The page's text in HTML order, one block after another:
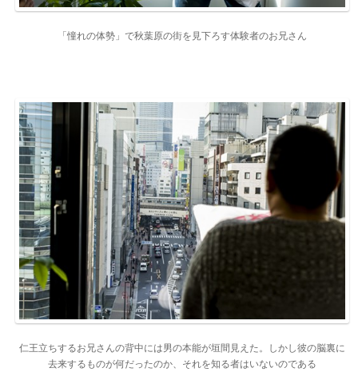
「憧れの体勢」で秋葉原の街を見下ろす体験者のお兄さん
仁王立ちするお兄さんの背中には男の本能が垣間見えた。しかし彼の脳裏に
去来するものが何だったのか、それを知る者はいないのである